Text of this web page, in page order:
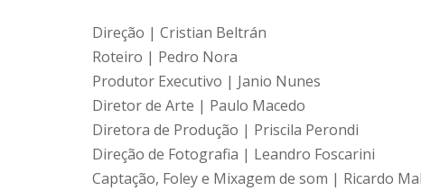
Direção | Cristian Beltrán
Roteiro | Pedro Nora
Produtor Executivo | Janio Nunes
Diretor de Arte | Paulo Macedo
Diretora de Produção | Priscila Perondi
Direção de Fotografia | Leandro Foscarini
Captação, Foley e Mixagem de som | Ricardo